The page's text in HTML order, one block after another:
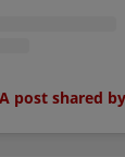
A post shared